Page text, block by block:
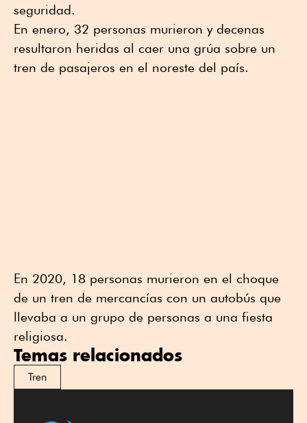
seguridad.
En enero, 32 personas murieron y decenas
resultaron heridas al caer una grúa sobre un
tren de pasajeros en el noreste del país.
En 2020, 18 personas murieron en el choque
de un tren de mercancías con un autobús que
llevaba a un grupo de personas a una fiesta
religiosa.
Temas relacionados
Tren